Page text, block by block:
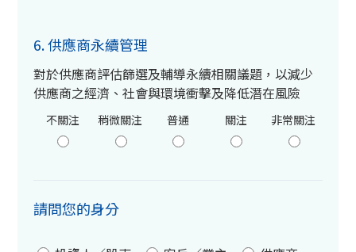
6. 供應商永續管理
對於供應商評估篩選及輔導永續相關議題，以減少
供應商之經濟、社會與環境衝擊及降低潛在風險
不關注 稍微關注 普通 關注 非常關注
請問您的身分